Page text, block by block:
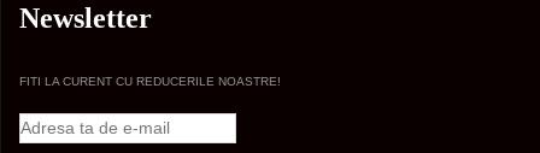
Newsletter
FITI LA CURENT CU REDUCERILE NOASTRE!